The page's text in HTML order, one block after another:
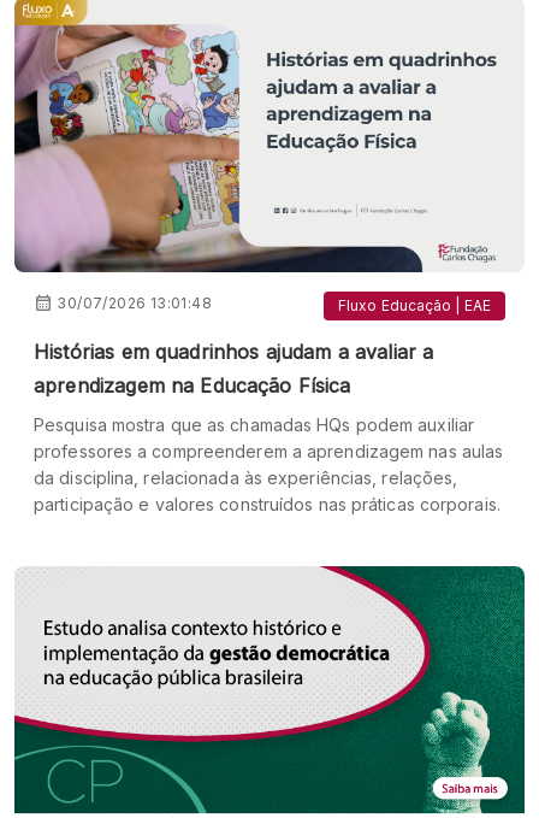
30/07/2026 13:01:48 Fluxo Educação | EAE
Histórias em quadrinhos ajudam a avaliar a
aprendizagem na Educação Física
Pesquisa mostra que as chamadas HQs podem auxiliar
professores a compreenderem a aprendizagem nas aulas
da disciplina, relacionada às experiências, relações,
participação e valores construídos nas práticas corporais.